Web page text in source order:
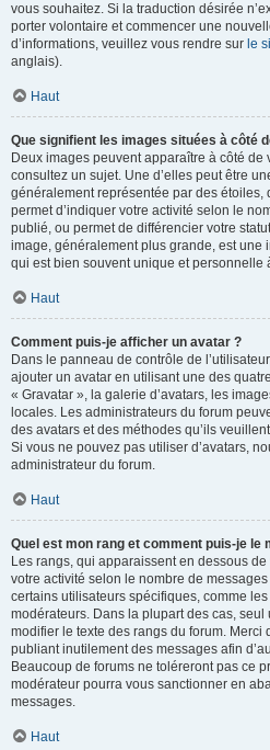
vous souhaitez. Si la traduction désirée
porter volontaire et commencer une
d’informations, veuillez vous rendre sur le
anglais).
Haut
Que signifient les images situées à côté
Deux images peuvent apparaître à côté de
consultez un sujet. Une d’elles peut être
généralement représentée par des étoiles,
permet d’indiquer votre activité selon le
publié, ou permet de différencier votre
image, généralement plus grande, est une
qui est bien souvent unique et personnelle
Haut
Comment puis-je afficher un avatar ?
Dans le panneau de contrôle de
ajouter un avatar en utilisant une des
« Gravatar », la galerie d’avatars, les
locales. Les administrateurs du forum
des avatars et des méthodes qu’ils
Si vous ne pouvez pas utiliser d’avatars,
administrateur du forum.
Haut
Quel est mon rang et comment puis-je le
Les rangs, qui apparaissent en dessous
votre activité selon le nombre de
certains utilisateurs spécifiques, comme
modérateurs. Dans la plupart des cas,
modifier le texte des rangs du forum. Merci
publiant inutilement des messages afin
Beaucoup de forums ne toléreront pas ce
modérateur pourra vous sanctionner en
messages.
Haut